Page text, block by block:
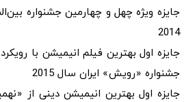
جایزه ویژه چهل و چهارمین جشنواره
2014
جایزه اول بهترین فیلم انیمیشن با
جشنواره «رویش» ایران سال 2015
جایزه اول بهترین انیمیشن دینی از